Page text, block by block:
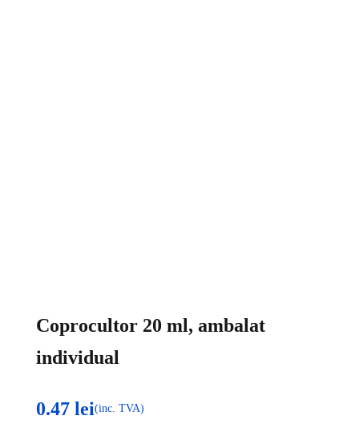
Coprocultor 20 ml, ambalat
individual
0.47 lei(inc. TVA)